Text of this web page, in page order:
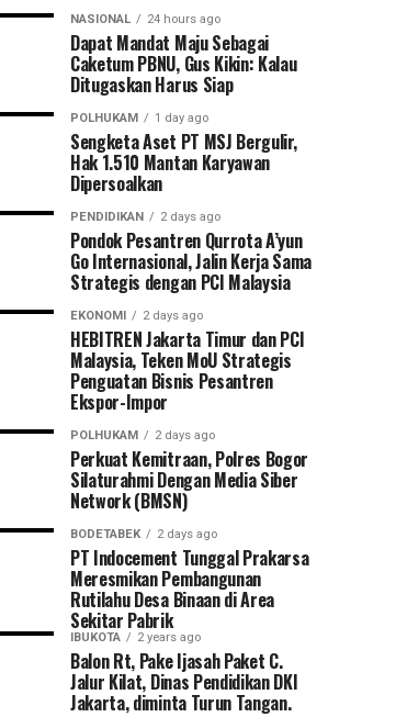
NASIONAL 24 hours ago
Dapat Mandat Maju Sebagai
Caketum PBNU, Gus Kikin: Kalau
Ditugaskan Harus Siap
POLHUKAM 1 day ago
Sengketa Aset PT MSJ Bergulir,
Hak 1.510 Mantan Karyawan
Dipersoalkan
PENDIDIKAN 2 days ago
Pondok Pesantren Qurrota A’yun
Go Internasional, Jalin Kerja Sama
Strategis dengan PCI Malaysia
EKONOMI 2 days ago
HEBITREN Jakarta Timur dan PCI
Malaysia, Teken MoU Strategis
Penguatan Bisnis Pesantren
Ekspor-Impor
POLHUKAM 2 days ago
Perkuat Kemitraan, Polres Bogor
Silaturahmi Dengan Media Siber
Network (BMSN)
BODETABEK 2 days ago
PT Indocement Tunggal Prakarsa
Meresmikan Pembangunan
Rutilahu Desa Binaan di Area
Sekitar Pabrik
IBUKOTA 2 years ago
Balon Rt, Pake Ijasah Paket C.
Jalur Kilat, Dinas Pendidikan DKI
Jakarta, diminta Turun Tangan.